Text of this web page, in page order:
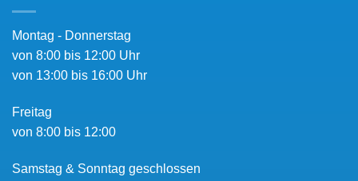
Montag - Donnerstag
von 8:00 bis 12:00 Uhr
von 13:00 bis 16:00 Uhr
Freitag
von 8:00 bis 12:00
Samstag & Sonntag geschlossen